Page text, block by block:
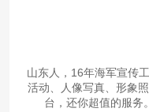
山东人，16年海军宣传
活动、人像写真、形象
台，还你超值的服务